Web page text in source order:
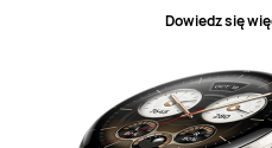
Dowiedz się